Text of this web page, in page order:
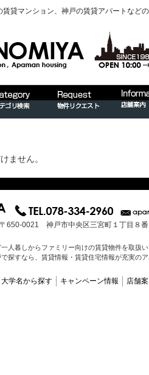
貸マンション、神戸の賃貸アパートなど
ません。
0021 神戸市中央区三宮町１丁目８番
人暮しからファミリー向けの賃貸物件を取扱
探すなら、賃貸情報・賃貸住宅情報が充実のア
大学名から探す キャンペーン情報 店舗